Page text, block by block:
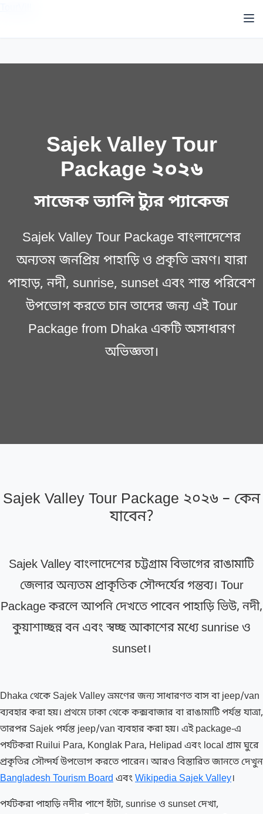
Sajek Valley Tour
Package ২০২৬
সাজেক ভ্যালি ট্যুর প্যাকেজ
Sajek Valley Tour Package বাংলাদেশের
অন্যতম জনপ্রিয় পাহাড়ি ও প্রকৃতি ভ্রমণ। যারা
পাহাড়, নদী, sunrise, sunset এবং শান্ত পরিবেশ
উপভোগ করতে চান তাদের জন্য এই Tour
Package from Dhaka একটি অসাধারণ
অভিজ্ঞতা।
Sajek Valley Tour Package ২০২৬ – কেন
যাবেন?
Sajek Valley বাংলাদেশের চট্টগ্রাম বিভাগের রাঙামাটি
জেলার অন্যতম প্রাকৃতিক সৌন্দর্যের গন্তব্য। Tour
Package করলে আপনি দেখতে পাবেন পাহাড়ি ভিউ, নদী,
কুয়াশাচ্ছন্ন বন এবং স্বচ্ছ আকাশের মধ্যে sunrise ও
sunset।
Dhaka থেকে Sajek Valley ভ্রমণের জন্য সাধারণত বাস বা jeep/van
ব্যবহার করা হয়। প্রথমে ঢাকা থেকে কক্সবাজার বা রাঙামাটি পর্যন্ত যাত্রা,
তারপর Sajek পর্যন্ত jeep/van ব্যবহার করা হয়। এই package-এ
পর্যটকরা Ruilui Para, Konglak Para, Helipad এবং local গ্রাম ঘুরে
প্রকৃতির সৌন্দর্য উপভোগ করতে পারেন। আরও বিস্তারিত জানতে দেখুন
Bangladesh Tourism BoardএবংWikipedia Sajek Valley।
পর্যটকরা পাহাড়ি নদীর পাশে হাঁটা, sunrise ও sunset দেখা,